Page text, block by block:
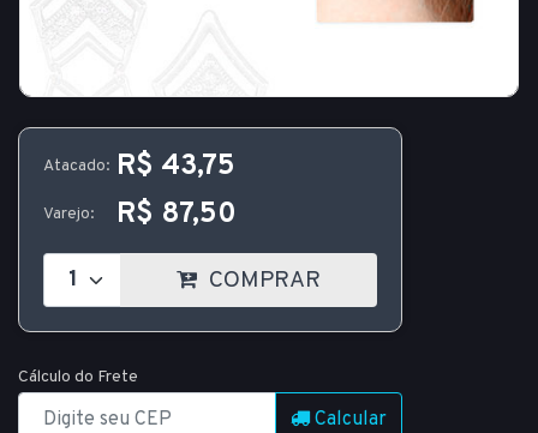
Atacado: R$ 43,75
Varejo: R$ 87,50
COMPRAR
Cálculo do Frete
Calcular